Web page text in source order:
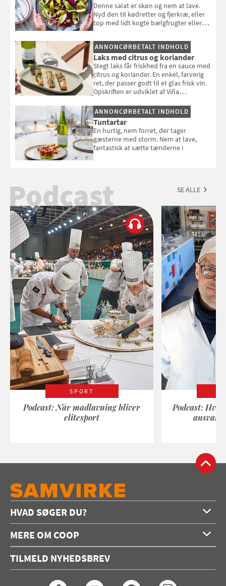
Denne salat er skøn og nem at lave.
Nyd den til kødretter og fjerkræ, eller
top med lidt kogte bælgfrugter eller
selvstændigt måltid. Opskriften er fra
Louisa Lorangs kogebog "Salat".
ANNONCØRBETALT INDHOLD
Laks med citrus og koriander
Stegt laks får friskhed fra en sauce med
citrus og koriander. En enkel, farverig
ret, der passer godt til et glas frisk vin.
Opskriften er udviklet af Viña
ANNONCØRBETALT INDHOLD
Tuntartar
En hurtig, nem forret, der tager
gæsterne med storm. Nem at lave,
fantastisk at sætte tænderne i
Podcast SE ALLE
SPORT
Podcast: Når madlavning bliver
elitesport
Podcast:
HVAD SØGER DU?
Forside
Opskrifter
Konkurrencer
MERE OM COOP
Annoncering
TILMELD NYHEDSBREV